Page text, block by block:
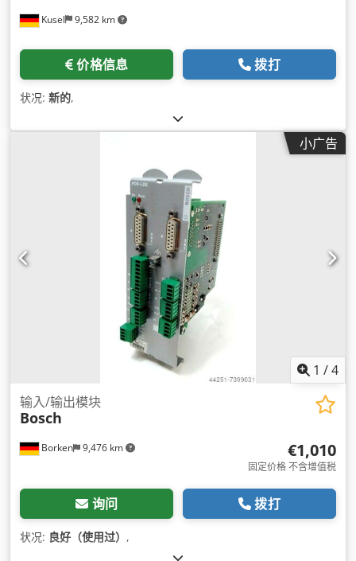
Kusel 9,582 km
价格信息 拨打
状况: 新的,
小广告
1 /4
Borken 9,476 km
输入/输出模块
Bosch
€1,010
固定价格 不含增值税
询问 拨打
状况: 良好（使用过） ,